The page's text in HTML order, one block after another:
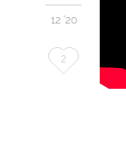
12 '20
Love
2